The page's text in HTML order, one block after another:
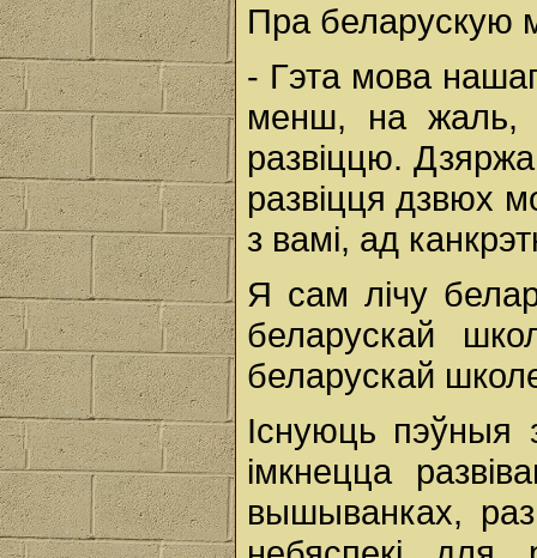
Пра беларускую
- Гэта мова
менш, на жаль,
развіццю.
развіцця дзвюх
з вамі, ад
Я сам лічу
беларускай
беларускай
Існуюць пэўныя
імкнецца
вышыванках,